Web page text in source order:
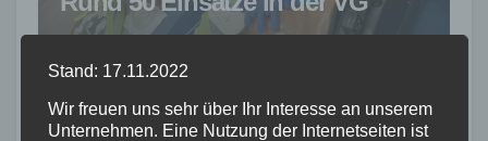
Asbach
Stand: 17.11.2022
Wir freuen uns sehr über Ihr Interesse an unserem
Unternehmen. Eine Nutzung der Internetseiten ist